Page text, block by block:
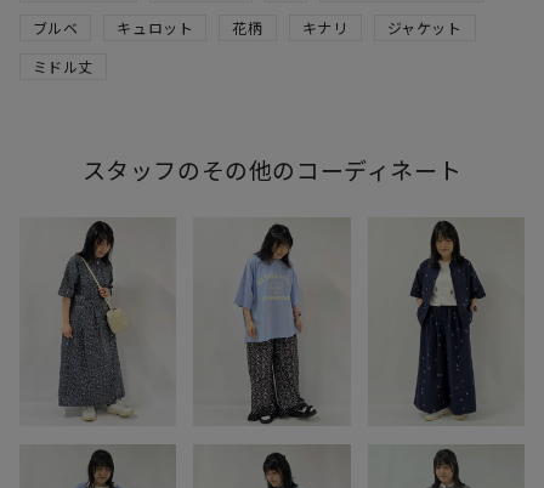
ブルベ
キュロット 花柄 キナリ
ジャケット
ミドル丈
スタッフのその他のコーディネート